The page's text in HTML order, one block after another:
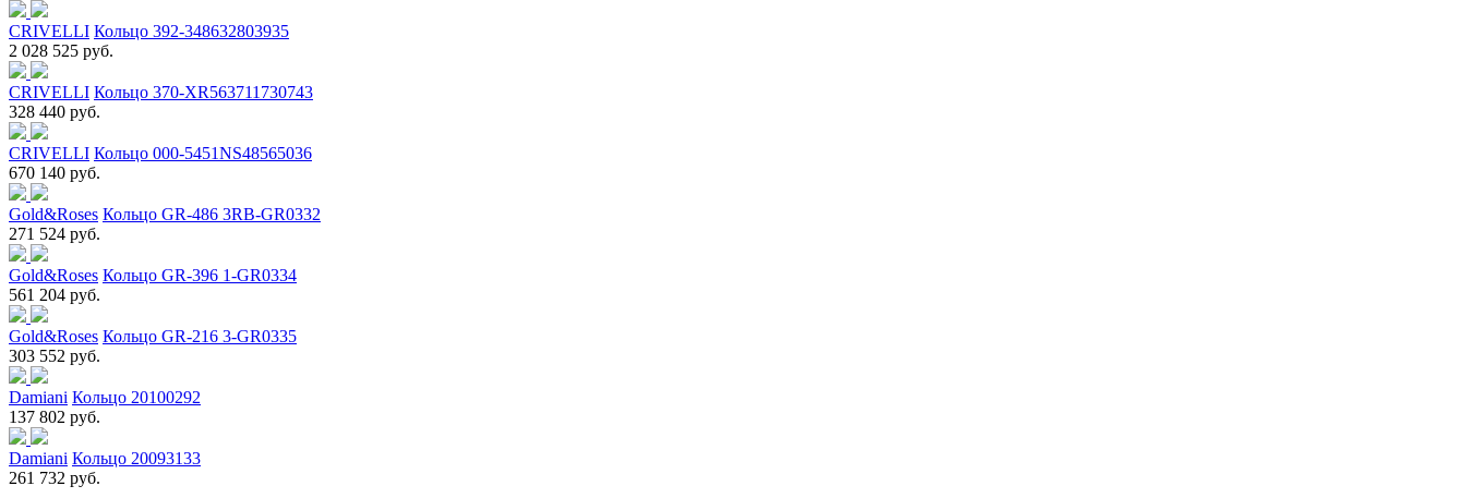
CRIVELLI Кольцо 392-348632803935
2 028 525 руб.
CRIVELLI Кольцо 370-XR563711730743
328 440 руб.
CRIVELLI Кольцо 000-5451NS48565036
670 140 руб.
Gold&Roses Кольцо GR-486 3RB-GR0332
271 524 руб.
Gold&Roses Кольцо GR-396 1-GR0334
561 204 руб.
Gold&Roses Кольцо GR-216 3-GR0335
303 552 руб.
Damiani Кольцо 20100292
137 802 руб.
Damiani Кольцо 20093133
261 732 руб.